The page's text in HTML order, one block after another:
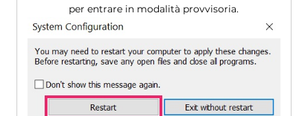
per entrare in modalità provvisoria.